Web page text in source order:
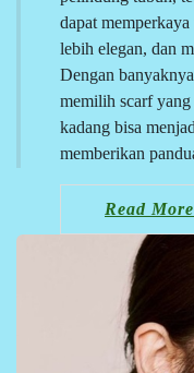
dapat
lebih elegan, dan
Dengan
memilih scarf yang
kadang bisa
memberikan
Read More